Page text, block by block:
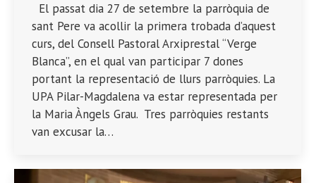
El passat dia 27 de setembre la parròquia de
sant Pere va acollir la primera trobada d’aquest
curs, del Consell Pastoral Arxiprestal “Verge
Blanca”, en el qual van participar 7 dones
portant la representació de llurs parròquies. La
UPA Pilar-Magdalena va estar representada per
la Maria Àngels Grau. Tres parròquies restants
van excusar la…